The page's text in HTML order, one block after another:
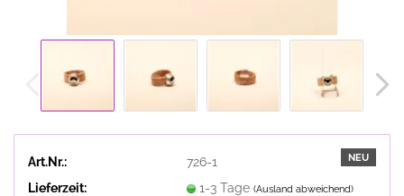
NEU
Art.Nr.:
726-1
Lieferzeit:
1-3 Tage (Ausland abweichend)